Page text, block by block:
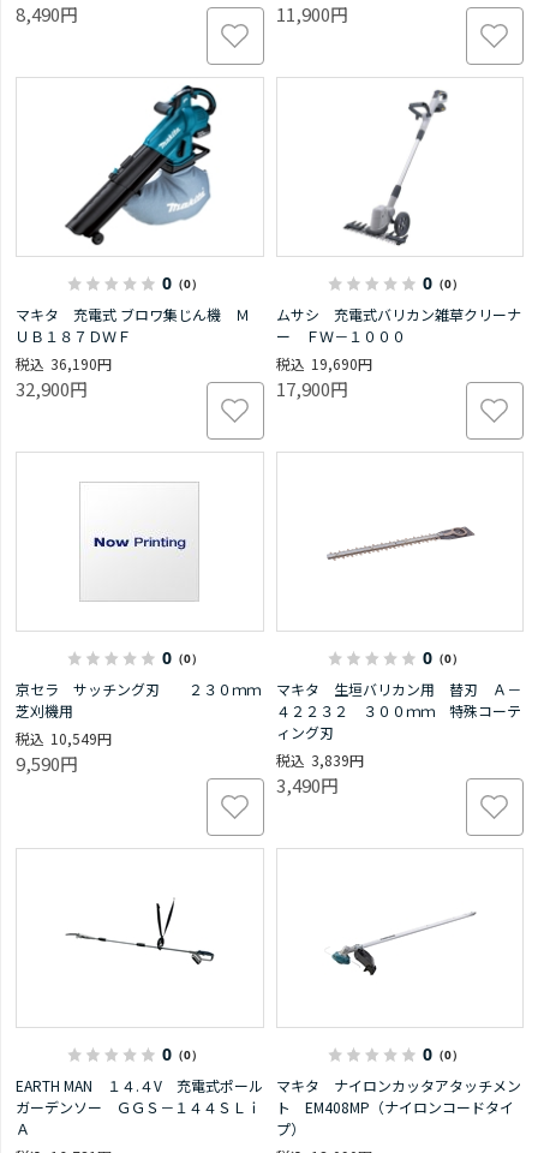
8,490円 11,900円
0 （0）
マキタ 充電式 ブロワ集じん機 Ｍ
ＵＢ１８７ＤＷＦ
36,190円
32,900円
0（0）
ムサシ 充電式バリカン雑草クリーナ
ー ＦＷ－１０００
19,690円
17,900円
0 （0）
京セラ サッチング刃 ２３０ｍｍ
芝刈機用
10,549円
9,590円
0（0）
マキタ 生垣バリカン用 替刃 Ａ－
４２２３２ ３００ｍｍ 特殊コーテ
ィング刃
3,839円
3,490円
0 （0）
EARTH MAN １４.４V 充電式ポール
ガーデンソー ＧＧＳ－１４４ＳＬｉ
Ａ
0（0）
マキタ ナイロンカッタアタッチメン
ト EM408MP（ナイロンコードタイ
プ）